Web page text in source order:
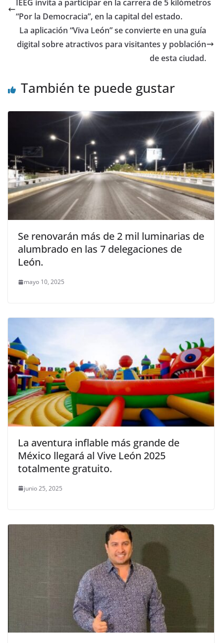
o
k
p
IEEG invita a participar en la carrera de 5 kilómetros
“Por la Democracia”, en la capital del estado.
La aplicación “Viva León” se convierte en una guía
digital sobre atractivos para visitantes y población
de esta ciudad.
También te puede gustar
Se renovarán más de 2 mil luminarias de
alumbrado en las 7 delegaciones de
León.
mayo 10, 2025
La aventura inflable más grande de
México llegará al Vive León 2025
totalmente gratuito.
junio 25, 2025